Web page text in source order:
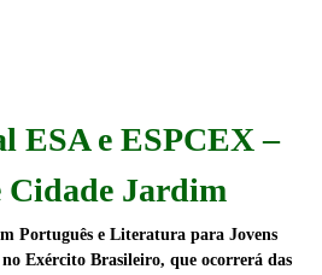
ESA e ESPCEX –
Cidade Jardim
Português e Literatura para Jovens
no Exército Brasileiro, que ocorrerá das